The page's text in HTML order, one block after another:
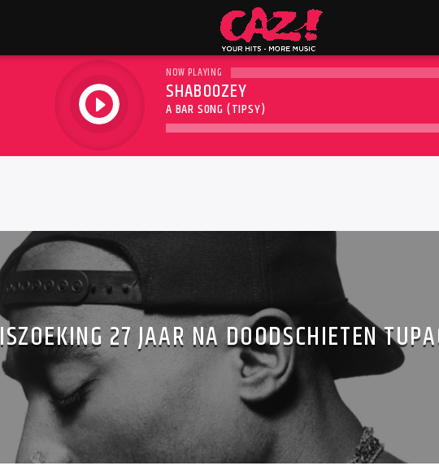
play
NOW PLAYING
SHABOOZEY
A BAR SONG (TIPSY)
27 JAAR NA DOODSCHIETEN